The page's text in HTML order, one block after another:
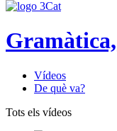
Vídeos
De què va?
Tots els vídeos